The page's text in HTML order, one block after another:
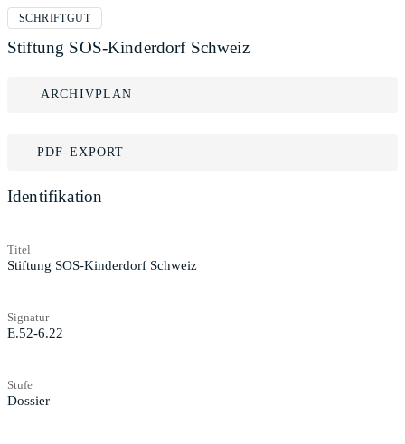
SCHRIFTGUT
Stiftung SOS-Kinderdorf Schweiz
ARCHIVPLAN
PDF-EXPORT
Identifikation
Titel
Stiftung SOS-Kinderdorf Schweiz
Signatur
E.52-6.22
Stufe
Dossier